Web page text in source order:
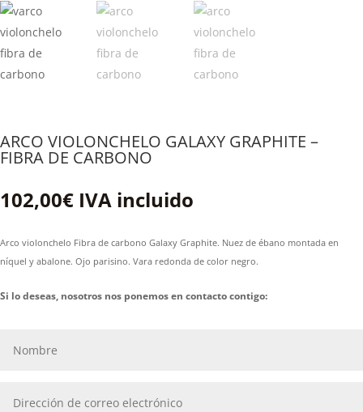
ARCO VIOLONCHELO GALAXY GRAPHITE –
FIBRA DE CARBONO
102,00€ IVA incluido
Arco violonchelo Fibra de carbono Galaxy Graphite. Nuez de ébano montada en
níquel y abalone. Ojo parisino. Vara redonda de color negro.
Si lo deseas, nosotros nos ponemos en contacto contigo: